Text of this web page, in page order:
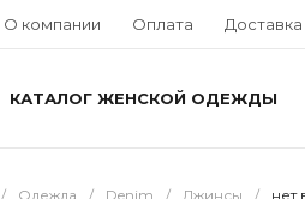
О компании Оплата Доставка
КАТАЛОГ ЖЕНСКОЙ ОДЕЖДЫ
/ Одежда / Denim / Джинсы / нет